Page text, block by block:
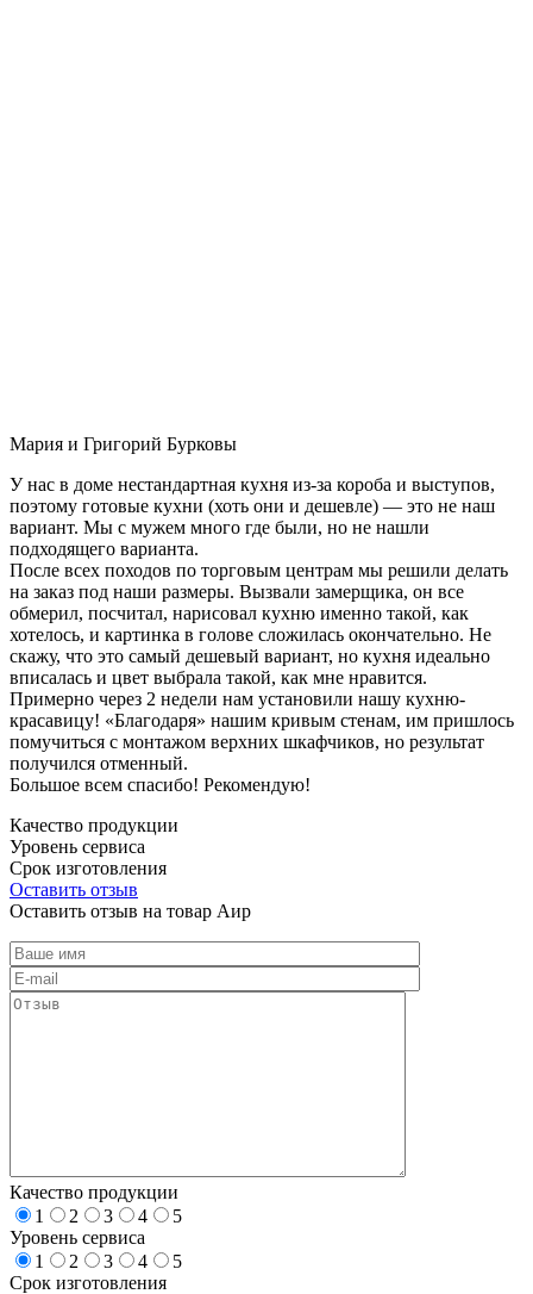
Мария и Григорий Бурковы
У нас в доме нестандартная кухня из-за короба и выступов,
поэтому готовые кухни (хоть они и дешевле) — это не наш
вариант. Мы с мужем много где были, но не нашли
подходящего варианта.
После всех походов по торговым центрам мы решили делать
на заказ под наши размеры. Вызвали замерщика, он все
обмерил, посчитал, нарисовал кухню именно такой, как
хотелось, и картинка в голове сложилась окончательно. Не
скажу, что это самый дешевый вариант, но кухня идеально
вписалась и цвет выбрала такой, как мне нравится.
Примерно через 2 недели нам установили нашу кухню-
красавицу! «Благодаря» нашим кривым стенам, им пришлось
помучиться с монтажом верхних шкафчиков, но результат
получился отменный.
Большое всем спасибо! Рекомендую!
Качество продукции
Уровень сервиса
Срок изготовления
Оставить отзыв
Оставить отзыв на товар Аир
Качество продукции
1
2 3 4
5
Уровень сервиса
1
2 3 4
5
Срок изготовления